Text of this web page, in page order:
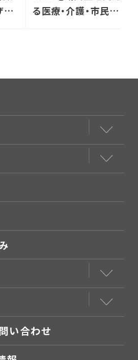
イ
る医療・介護・市民全
い合わせ